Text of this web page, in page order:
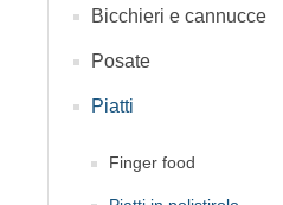
Bicchieri e cannucce
Posate
Piatti
Finger food